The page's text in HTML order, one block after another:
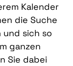
Kalender
die Suche
und sich so
ganzen
Sie dabei